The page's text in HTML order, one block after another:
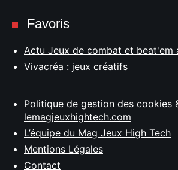
Favoris
Actu Jeux de combat et beat'em
Vivacréa : jeux créatifs
Politique de gestion des cookies
lemagjeuxhightech.com
L’équipe du Mag Jeux High Tech
Mentions Légales
Contact